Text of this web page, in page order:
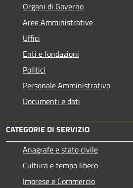
Organi di Governo
Aree Amministrative
Uffici
Enti e fondazioni
Politici
Personale Amministrativo
Documenti e dati
CATEGORIE DI SERVIZIO
Anagrafe e stato civile
Cultura e tempo libero
Imprese e Commercio